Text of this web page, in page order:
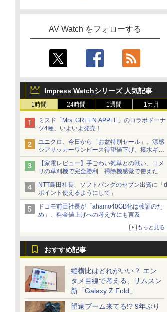
AV Watch をフォローする
Impress Watchシリーズ 人気記事
1時間 24時間 1週間 1カ月
ミスド「Mrs. GREEN APPLE」のコラボドーナ
ツ4種、いよいよ発売！
ユニクロ、今日から「お盆特別セール」。涼感
シアサッカーワンピース待望値下げ、撥水ギア
ショーツは1990円に
【家電レビュー】手ごわい雑草との戦い、コメ
リの草刈機で完全勝利 掃除機感覚で使えた
NTT島田社長、ソフトバンクのセブン出資に「d
ポイント使えるようにして」
ドコモ前田社長が「ahamo40GB化は検証のた
め」、料金値上げへの考え方にも言及
もっと見る
おすすめ記事
縦横比はどれがいい？ エン
タメ目線で考える、サムスン
新「Galaxy Z Fold」
望遠ブーム来てる!? 9年ぶり